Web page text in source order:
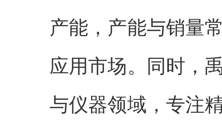
产能，产能与销量
应用市场。同时，
与仪器领域，专注